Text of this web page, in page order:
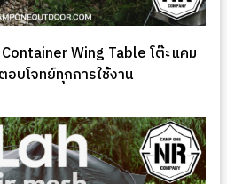
Container Wing Table โต๊ะแคม
บโจทย์ทุกการใช้งาน